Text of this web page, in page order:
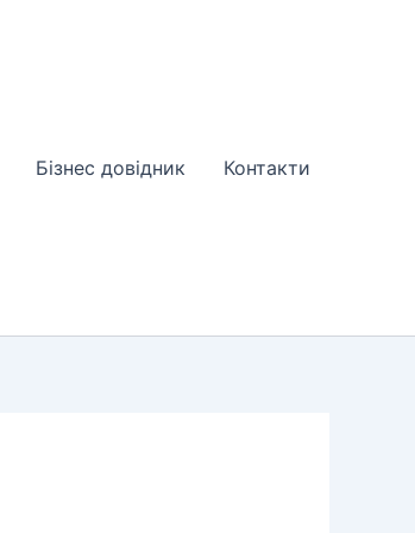
Бізнес довідник Контакти